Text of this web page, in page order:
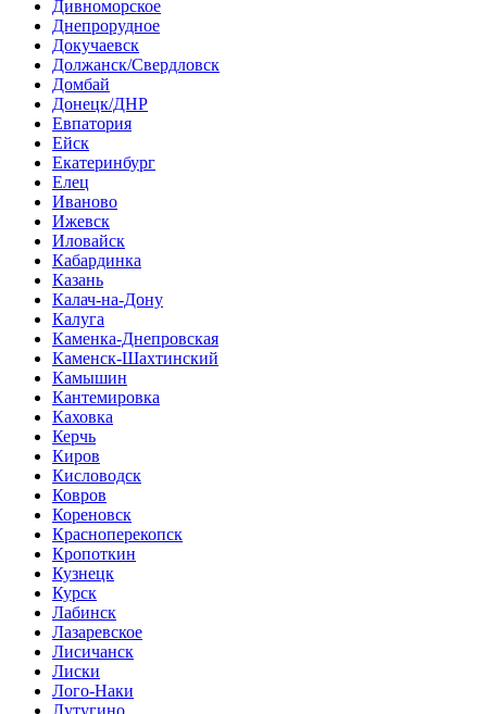
Дивноморское
Днепрорудное
Докучаевск
Должанск/Свердловск
Домбай
Донецк/ДНР
Евпатория
Ейск
Екатеринбург
Елец
Иваново
Ижевск
Иловайск
Кабардинка
Казань
Калач-на-Дону
Калуга
Каменка-Днепровская
Каменск-Шахтинский
Камышин
Кантемировка
Каховка
Керчь
Киров
Кисловодск
Ковров
Кореновск
Красноперекопск
Кропоткин
Кузнецк
Курск
Лабинск
Лазаревское
Лисичанск
Лиски
Лого-Наки
Лутугино